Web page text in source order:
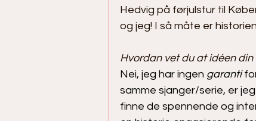
Hedvig på førjulstur til
og jeg! I så måte er
Hvordan vet du at idéen din
Nei, jeg har ingen garanti
samme sjanger/serie, er
finne de spennende og